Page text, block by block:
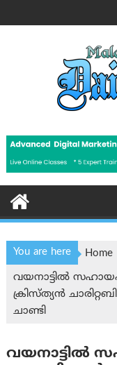
to
You are here
Home
വയനാട്ടിൽ
ക്രിസ്ത്യൻ
ചാണ്ടി
വയനാട്ടിൽ